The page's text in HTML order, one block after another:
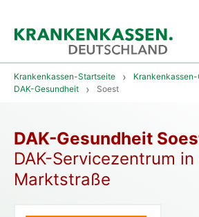
Krankenkassen-Startseite
DAK-Gesundheit
Soest
DAK-Gesundheit
DAK-Servicezentrum
Marktstraße